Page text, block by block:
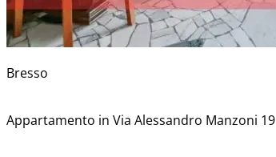
Bresso
Appartamento in Via Alessandro Manzoni 19